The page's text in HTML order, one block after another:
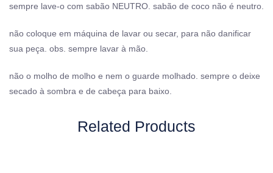
sempre lave-o com sabão NEUTRO. sabão de coco não é neutro.
não coloque em máquina de lavar ou secar, para não danificar
sua peça. obs. sempre lavar à mão.
não o molho de molho e nem o guarde molhado. sempre o deixe
secado à sombra e de cabeça para baixo.
Related Products